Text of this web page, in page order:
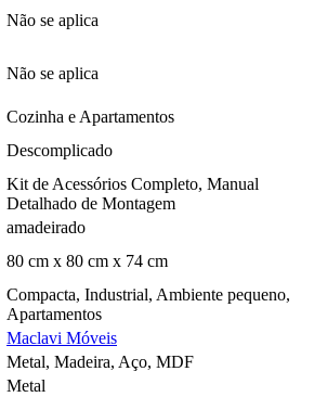
Não se aplica
Não se aplica
Cozinha e Apartamentos
Descomplicado
Kit de Acessórios Completo, Manual
Detalhado de Montagem
amadeirado
80 cm x 80 cm x 74 cm
Compacta, Industrial, Ambiente pequeno,
Apartamentos
Maclavi Móveis
Metal, Madeira, Aço, MDF
Metal